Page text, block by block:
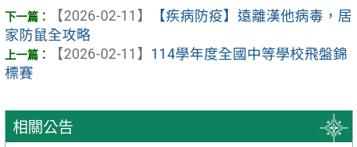
相關公告
【2026-02-11】
【疾病防疫】遠離漢他病毒，居
家防鼠全攻略
【2026-02-11】 114學年度全國中等學校飛盤錦
標賽